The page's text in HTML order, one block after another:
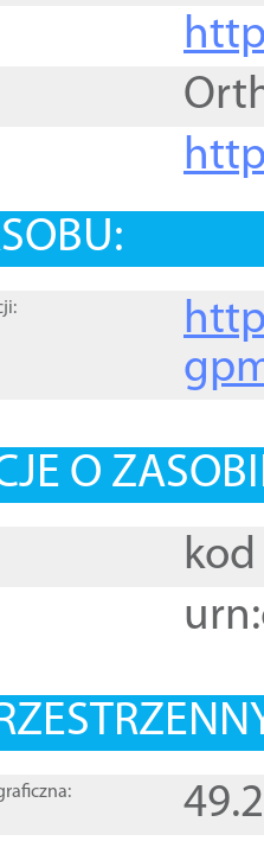
O
kod